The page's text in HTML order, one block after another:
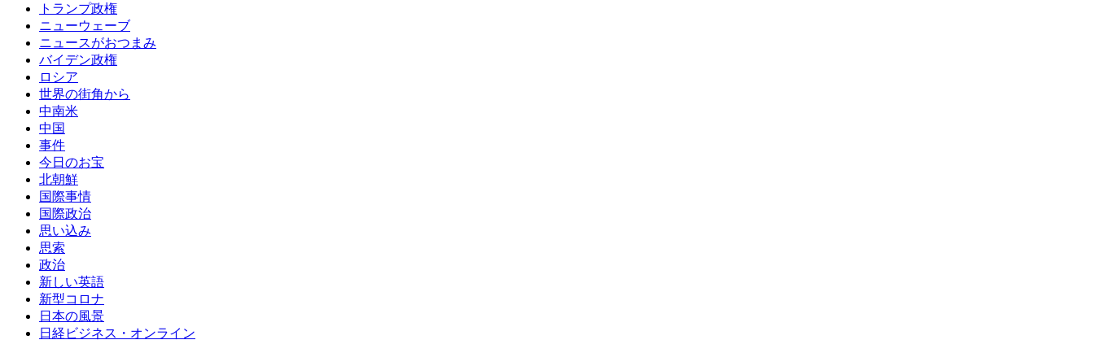
トランプ政権
ニューウェーブ
ニュースがおつまみ
バイデン政権
ロシア
世界の街角から
中南米
中国
事件
今日のお宝
北朝鮮
国際事情
国際政治
思い込み
思索
政治
新しい英語
新型コロナ
日本の風景
日経ビジネス・オンライン